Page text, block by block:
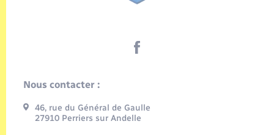
Nous contacter :
46, rue du Général de Gaulle
27910 Perriers sur Andelle